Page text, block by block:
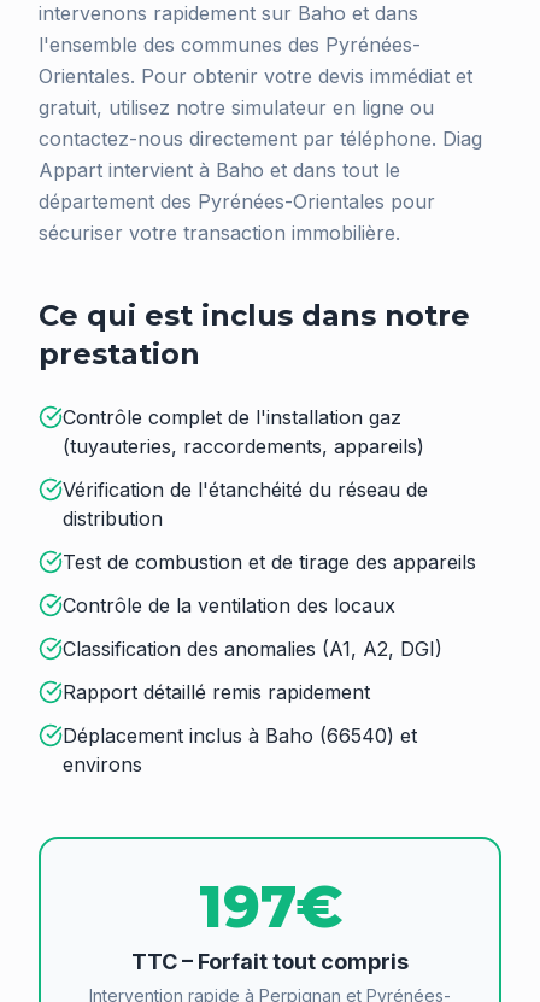
intervenons rapidement sur Baho et dans
l'ensemble des communes des Pyrénées-
Orientales. Pour obtenir votre devis immédiat et
gratuit, utilisez notre simulateur en ligne ou
contactez-nous directement par téléphone. Diag
Appart intervient à Baho et dans tout le
département des Pyrénées-Orientales pour
sécuriser votre transaction immobilière.
Ce qui est inclus dans notre
prestation
Contrôle complet de l'installation gaz
(tuyauteries, raccordements, appareils)
Vérification de l'étanchéité du réseau de
distribution
Test de combustion et de tirage des appareils
Contrôle de la ventilation des locaux
Classification des anomalies (A1, A2, DGI)
Rapport détaillé remis rapidement
Déplacement inclus à Baho (66540) et
environs
197€
TTC – Forfait tout compris
Intervention rapide à Perpignan et Pyrénées-